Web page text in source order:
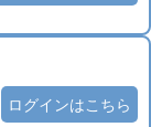
ログインはこちら